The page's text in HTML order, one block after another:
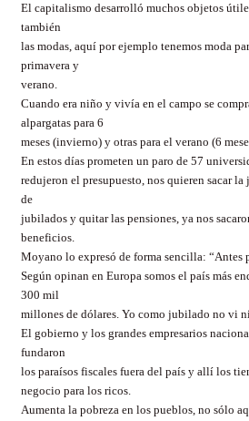
El capitalismo desarrolló muchos objetos
también
las modas, aquí por ejemplo tenemos moda
primavera y
verano.
Cuando era niño y vivía en el campo se
alpargatas para 6
meses (invierno) y otras para el verano (6
En estos días prometen un paro de 57
redujeron el presupuesto, nos quieren sacar
de
jubilados y quitar las pensiones, ya nos
beneficios.
Moyano lo expresó de forma sencilla: “Antes
Según opinan en Europa somos el país más
300 mil
millones de dólares. Yo como jubilado no vi
El gobierno y los grandes empresarios
fundaron
los paraísos fiscales fuera del país y allí los
negocio para los ricos.
Aumenta la pobreza en los pueblos, no sólo